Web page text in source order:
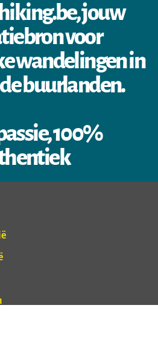
jouw
voor
wandelingen in
buurlanden.
100%